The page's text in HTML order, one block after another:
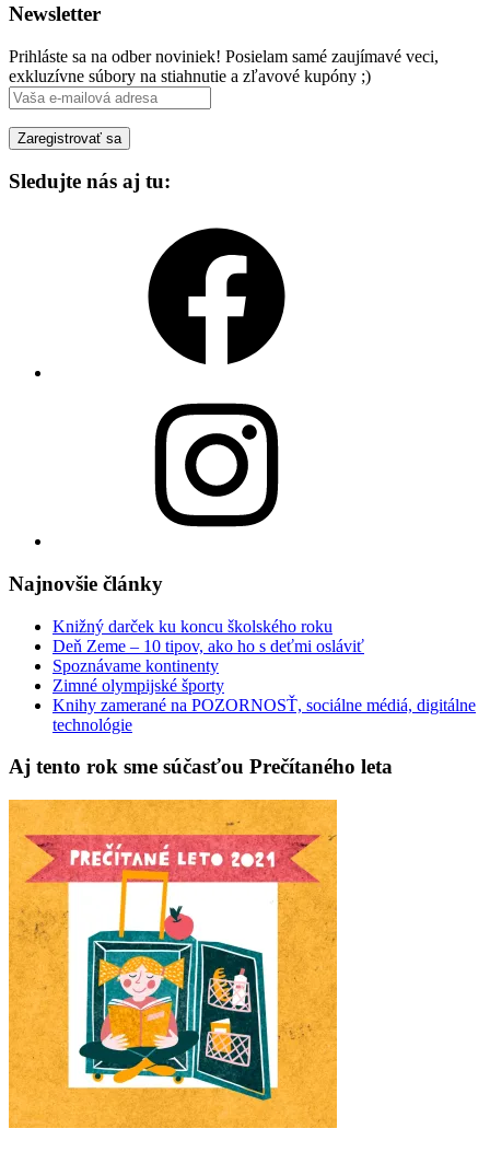
Newsletter
Prihláste sa na odber noviniek! Posielam samé zaujímavé veci,
exkluzívne súbory na stiahnutie a zľavové kupóny ;)
Sledujte nás aj tu:
Najnovšie články
Knižný darček ku koncu školského roku
Deň Zeme – 10 tipov, ako ho s deťmi osláviť
Spoznávame kontinenty
Zimné olympijské športy
Knihy zamerané na POZORNOSŤ, sociálne médiá, digitálne
technológie
Aj tento rok sme súčasťou Prečítaného leta